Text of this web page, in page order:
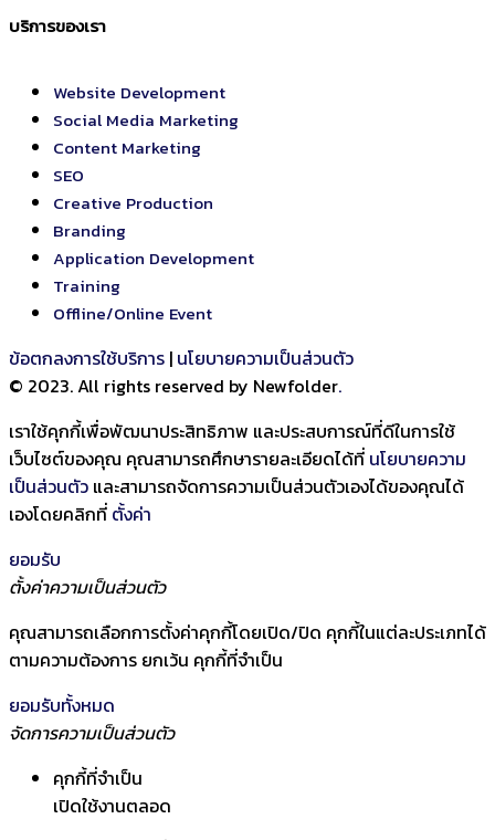
บริการของเรา
Website Development
Social Media Marketing
Content Marketing
SEO
Creative Production
Branding
Application Development
Training
Offline/Online Event
ข้อตกลงการใช้บริการ | นโยบายความเป็นส่วนตัว
© 2023. All rights reserved by Newfolder.
เราใช้คุกกี้เพื่อพัฒนาประสิทธิภาพ และประสบการณ์ที่ดีในการใช้
เว็บไซต์ของคุณ คุณสามารถศึกษารายละเอียดได้ที่ นโยบายความ
เป็นส่วนตัว และสามารถจัดการความเป็นส่วนตัวเองได้ของคุณได้
เองโดยคลิกที่ ตั้งค่า
ยอมรับ
ตั้งค่าความเป็นส่วนตัว
คุณสามารถเลือกการตั้งค่าคุกกี้โดยเปิด/ปิด คุกกี้ในแต่ละประเภทได้
ตามความต้องการ ยกเว้น คุกกี้ที่จำเป็น
ยอมรับทั้งหมด
จัดการความเป็นส่วนตัว
คุกกี้ที่จำเป็น
เปิดใช้งานตลอด